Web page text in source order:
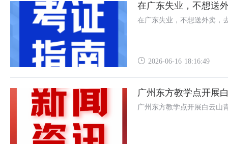
在广东失业，不想送
在广东失业，不想送外卖，
2026-06-16 18:16:49
广州东方教学点开展
广州东方教学点开展白云山